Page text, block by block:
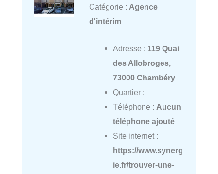
Catégorie : Agence
d'intérim
Adresse : 119 Quai
des Allobroges,
73000 Chambéry
Quartier :
Téléphone : Aucun
téléphone ajouté
Site internet :
https://www.synerg
ie.fr/trouver-une-